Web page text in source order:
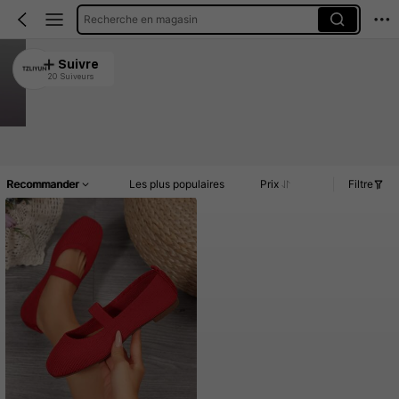
Recherche en magasin
TZLIYUN
4.87
Suivre
20 Suiveurs
Recommander Les plus populaires Prix Filtre